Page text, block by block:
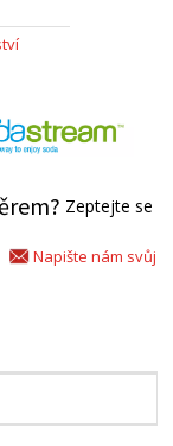
Zeptejte se
Napište nám svůj